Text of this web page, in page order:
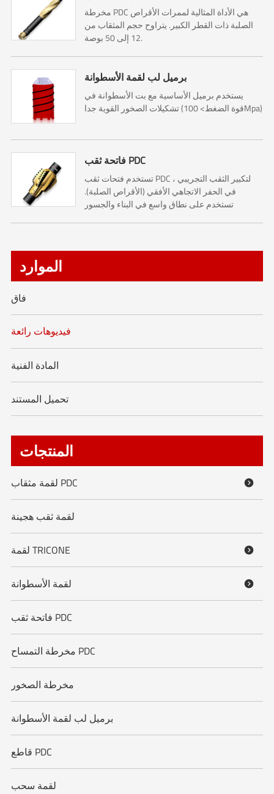
مخرطة PDC هي الأداة المثالية لممرات الأقراص
الصلبة ذات القطر الكبير. يتراوح حجم المثقاب من
12 إلى 50 بوصة.
برميل لب لقمة الأسطوانة
يستخدم برميل الأساسية مع بت الأسطوانة في
تشكيلات الصخور القوية جدا (قوة الضغط> 100Mpa)
فاتحة ثقب PDC
تستخدم فتحات ثقب PDC ، لتكبير الثقب التجريبي
في الحفر الاتجاهي الأفقي (الأقراص الصلبة).
تستخدم على نطاق واسع في البناء والجسور
الموارد
فاق
فيديوهات رائعة
المادة الفنية
تحميل المستند
المنتجات
لقمة مثقاب PDC 
لقمة ثقب هجينة
لقمة TRICONE 
لقمة الأسطوانة 
فاتحة ثقب PDC
مخرطة التمساح PDC
مخرطة الصخور
برميل لب لقمة الأسطوانة
قاطع PDC
لقمة سحب